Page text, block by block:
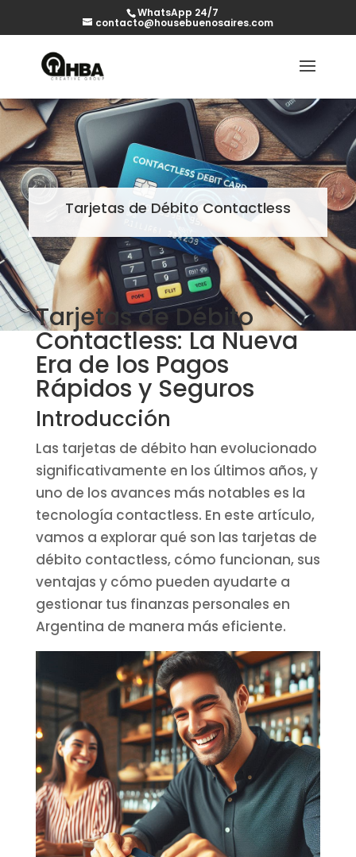
WhatsApp 24/7
contacto@housebuenosaires.com
Tarjetas de Débito Contactless
Tarjetas de Débito
Contactless: La Nueva
Era de los Pagos
Rápidos y Seguros
Introducción
Las tarjetas de débito han evolucionado
significativamente en los últimos años, y
uno de los avances más notables es la
tecnología contactless. En este artículo,
vamos a explorar qué son las tarjetas de
débito contactless, cómo funcionan, sus
ventajas y cómo pueden ayudarte a
gestionar tus finanzas personales en
Argentina de manera más eficiente.